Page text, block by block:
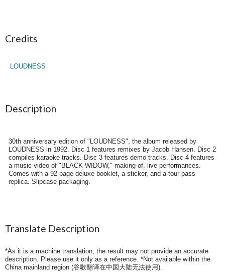
Credits
LOUDNESS
Description
30th anniversary edition of "LOUDNESS", the album released by
LOUDNESS in 1992. Disc 1 features remixes by Jacob Hansen. Disc 2
compiles karaoke tracks. Disc 3 features demo tracks. Disc 4 features
a music video of "BLACK WIDOW," making-of, live performances.
Comes with a 92-page deluxe booklet, a sticker, and a tour pass
replica. Slipcase packaging.
Translate Description
*As it is a machine translation, the result may not provide an accurate
description. Please use it only as a reference. *Not available within the
China mainland region (谷歌翻译在中国大陆无法使用).